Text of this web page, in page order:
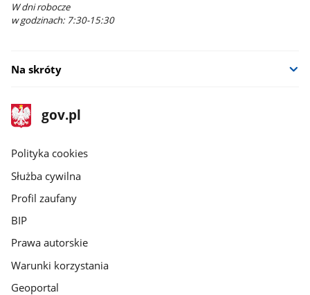
W dni robocze
w godzinach: 7:30-15:30
Na skróty
stopka
gov.pl
Strona
gov.pl
gov.pl
Polityka cookies
Służba cywilna
Profil zaufany
BIP
Prawa autorskie
Warunki korzystania
Geoportal